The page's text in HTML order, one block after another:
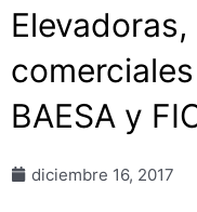
BAESA y
diciembre 16, 2017